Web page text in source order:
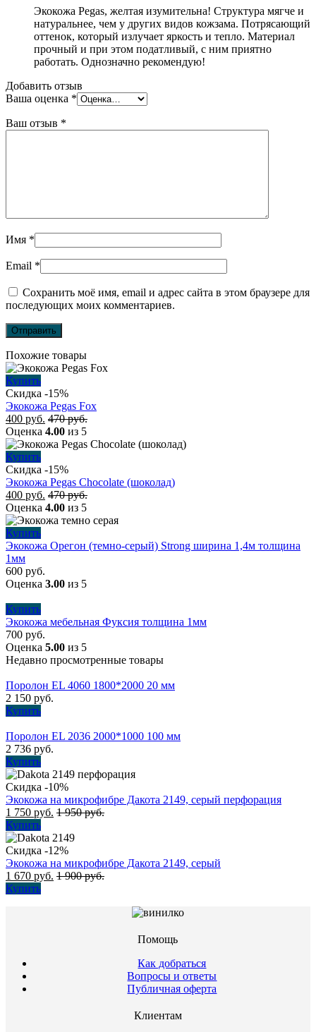
Экокожа Pegas, желтая изумительна! Структура мягче и
натуральнее, чем у других видов кожзама. Потрясающий
оттенок, который излучает яркость и тепло. Материал
прочный и при этом податливый, с ним приятно
работать. Однозначно рекомендую!
Добавить отзыв
Ваша оценка *
Ваш отзыв *
Имя *
Email *
Сохранить моё имя, email и адрес сайта в этом браузере для
последующих моих комментариев.
Похожие товары
Купить
Скидка -15%
Экокожа Pegas Fox
400 руб. 470руб.
Оценка 4.00 из 5
Купить
Скидка -15%
Экокожа Pegas Chocolate (шоколад)
400 руб. 470руб.
Оценка 4.00 из 5
Купить
Экокожа Орегон (темно-серый) Strong ширина 1,4м толщина
1мм
600 руб.
Оценка 3.00 из 5
Купить
Экокожа мебельная Фуксия толщина 1мм
700 руб.
Оценка 5.00 из 5
Недавно просмотренные товары
Поролон EL 4060 1800*2000 20 мм
2 150 руб.
Купить
Поролон EL 2036 2000*1000 100 мм
2 736 руб.
Купить
Скидка -10%
Экокожа на микрофибре Дакота 2149, серый перфорация
1 750 руб. 1 950руб.
Купить
Скидка -12%
Экокожа на микрофибре Дакота 2149, серый
1 670 руб. 1 900руб.
Купить
Помощь
Как добраться
Вопросы и ответы
Публичная оферта
Клиентам